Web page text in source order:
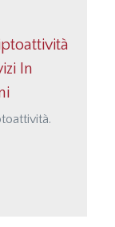
In